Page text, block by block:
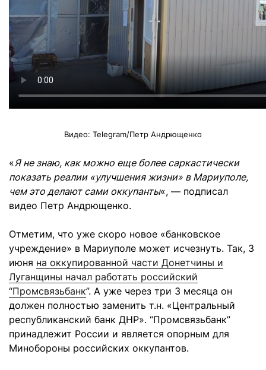
Видео: Telegram/Петр Андрющенко
«Я не знаю, как можно еще более саркастически
показать реалии «улучшения жизни» в Мариуполе,
чем это делают сами оккупанты«, — подписал
видео Петр Андрющенко.
Отметим, что уже скоро новое «банковское
учреждение» в Мариуполе может исчезнуть. Так, 3
июня на оккупированной части Донетчины и
Луганщины начал работать российский
“Промсвязьбанк”. А уже через три 3 месяца он
должен полностью заменить т.н. «Центральный
республиканский банк ДНР». “Промсвязьбанк”
принадлежит России и является опорным для
Минобороны российских оккупантов.